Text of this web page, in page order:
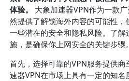
体验。
大象加速器VPN作为一款
然提供了解锁海外内容的可能性，
一些潜在的安全和隐私风险。了
施，是确保你上网安全的关键步骤。
首先，选择可靠的VPN服务提供
速器VPN在市场上具有一定的知